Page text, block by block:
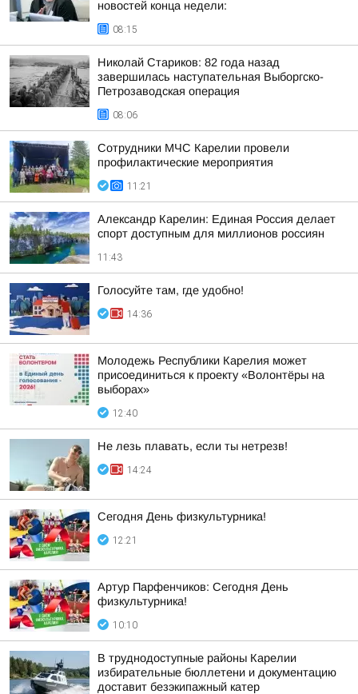
новостей конца недели:
08:15
Николай Стариков: 82 года назад
завершилась наступательная Выборгско-
Петрозаводская операция
08:06
Сотрудники МЧС Карелии провели
профилактические мероприятия
11:21
Александр Карелин: Единая Россия делает
спорт доступным для миллионов россиян
11:43
Голосуйте там, где удобно!
14:36
Молодежь Республики Карелия может
присоединиться к проекту «Волонтёры на
выборах»
12:40
Не лезь плавать, если ты нетрезв!
14:24
Сегодня День физкультурника!
12:21
Артур Парфенчиков: Сегодня День
физкультурника!
10:10
В труднодоступные районы Карелии
избирательные бюллетени и документацию
доставит безэкипажный катер